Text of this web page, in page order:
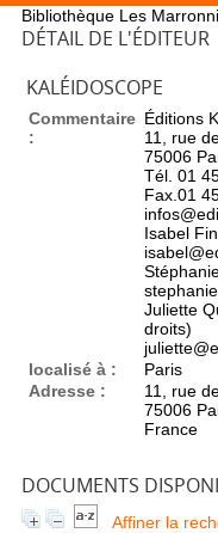
Bibliothèque Les
DÉTAIL DE L'ÉDITEUR
KALÉIDOSCOPE
Commentaire
:
Éditions
11, rue
75006
Tél. 01
Fax.01
Isabel
Juliette
droits)
localisé à :
Paris
Adresse :
11, rue
75006
France
DOCUMENTS
Affiner la